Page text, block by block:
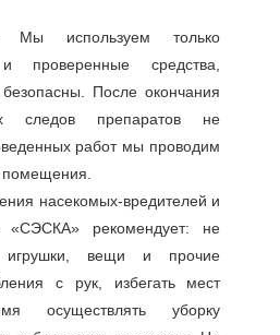
используем только
проверенные средства,
После окончания
следов препаратов не
работ мы проводим
помещения.
насекомых-вредителей и
«СЭСКА» рекомендует: не
игрушки, вещи и прочие
с рук, избегать мест
осуществлять уборку